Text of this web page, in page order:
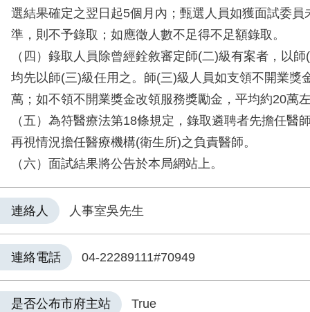
選結果確定之翌日起5個月內；甄選人員如獲面試委員
準，則不予錄取；如應徵人數不足得不足額錄取。
（四）錄取人員除曾經銓敘審定師(二)級有案者，以
均先以師(三)級任用之。師(三)級人員如支領不開業獎
萬；如不領不開業獎金改領服務獎勵金，平均約20萬
（五）為符醫療法第18條規定，錄取遴聘者先擔任醫
再視情況擔任醫療機構(衛生所)之負責醫師。
（六）面試結果將公告於本局網站上。
連絡人 人事室吳先生
連絡電話 04-22289111#70949
是否公布市府主站 True